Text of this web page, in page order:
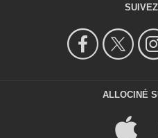
ALLOCINÉ